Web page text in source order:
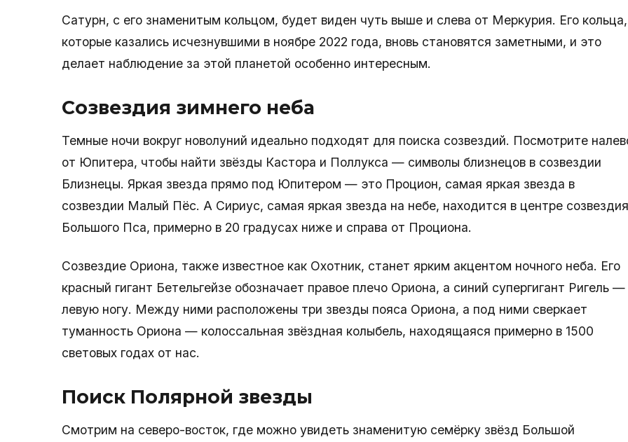
Сатурн, с его знаменитым кольцом, будет виден чуть выше и слева от Меркурия. Его кольца,
которые казались исчезнувшими в ноябре 2022 года, вновь становятся заметными, и это
делает наблюдение за этой планетой особенно интересным.
Созвездия зимнего неба
Темные ночи вокруг новолуний идеально подходят для поиска созвездий. Посмотрите
от Юпитера, чтобы найти звёзды Кастора и Поллукса — символы близнецов в созвездии
Близнецы. Яркая звезда прямо под Юпитером — это Процион, самая яркая звезда в
созвездии Малый Пёс. А Сириус, самая яркая звезда на небе, находится в центре созвездия
Большого Пса, примерно в 20 градусах ниже и справа от Проциона.
Созвездие Ориона, также известное как Охотник, станет ярким акцентом ночного неба. Его
красный гигант Бетельгейзе обозначает правое плечо Ориона, а синий супергигант Ригель —
левую ногу. Между ними расположены три звезды пояса Ориона, а под ними сверкает
туманность Ориона — колоссальная звёздная колыбель, находящаяся примерно в 1500
световых годах от нас.
Поиск Полярной звезды
Смотрим на северо-восток, где можно увидеть знаменитую семёрку звёзд Большой